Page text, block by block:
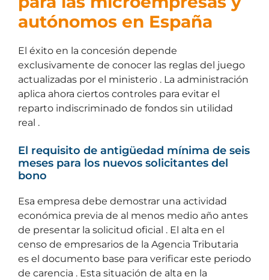
autónomos en España
El éxito en la concesión depende
exclusivamente de conocer las reglas del juego
actualizadas por el ministerio . La administración
aplica ahora ciertos controles para evitar el
reparto indiscriminado de fondos sin utilidad
real .
El requisito de antigüedad mínima de seis
meses para los nuevos solicitantes del
bono
Esa empresa debe demostrar una actividad
económica previa de al menos medio año antes
de presentar la solicitud oficial . El alta en el
censo de empresarios de la Agencia Tributaria
es el documento base para verificar este periodo
de carencia . Esta situación de alta en la